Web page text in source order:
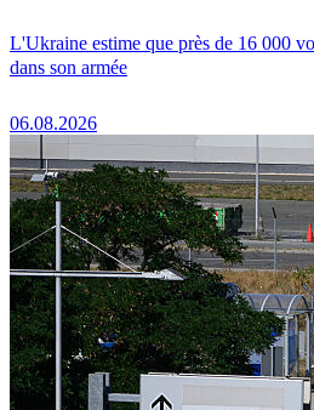
L'Ukraine estime que près de 16 000
dans son armée
06.08.2026